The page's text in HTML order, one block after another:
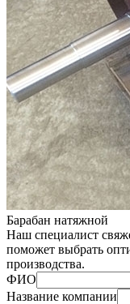
Барабан натяжной
Наш специалист
поможет выбрать
производства.
ФИО
Название компании